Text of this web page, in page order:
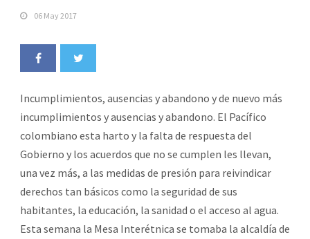
06 May 2017
Incumplimientos, ausencias y abandono y de nuevo más
incumplimientos y ausencias y abandono. El Pacífico
colombiano esta harto y la falta de respuesta del
Gobierno y los acuerdos que no se cumplen les llevan,
una vez más, a las medidas de presión para reivindicar
derechos tan básicos como la seguridad de sus
habitantes, la educación, la sanidad o el acceso al agua.
Esta semana la Mesa Interétnica se tomaba la alcaldía de